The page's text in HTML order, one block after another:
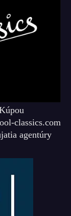
classics.com
agentúry